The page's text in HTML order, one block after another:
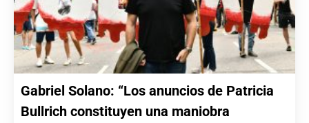
Gabriel Solano: “Los anuncios de Patricia
Bullrich constituyen una maniobra